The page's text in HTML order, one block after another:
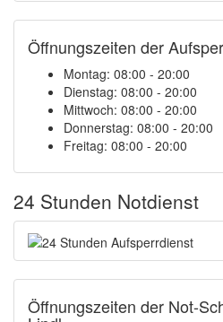
Öffnungszeiten der
Montag: 08:00 - 20:00
Dienstag: 08:00 - 20:00
Mittwoch: 08:00 - 20:00
Donnerstag: 08:00 - 20:00
Freitag: 08:00 - 20:00
24 Stunden Notdienst
Öffnungszeiten der Not-